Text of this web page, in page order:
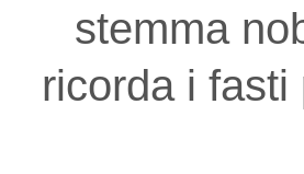
stemma
ricorda i fasti